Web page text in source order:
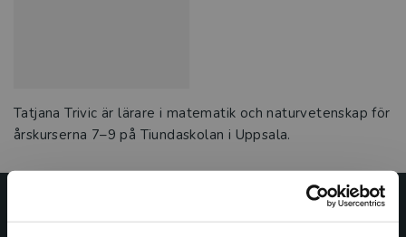
Tatjana Trivic är lärare i matematik och naturvetenskap för
årskurserna 7–9 på Tiundaskolan i Uppsala.
Studentlitteratur